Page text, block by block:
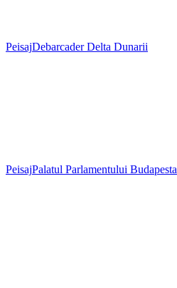
PeisajDebarcader Delta Dunarii
PeisajPalatul Parlamentului Budapesta